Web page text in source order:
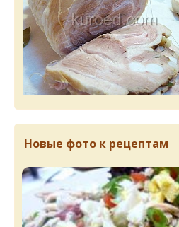
Новые фото к рецептам